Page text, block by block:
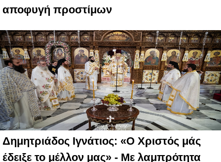
αποφυγή προστίμων
Δημητριάδος Ιγνάτιος: «Ο Χριστός μάς
έδειξε το μέλλον μας» - Με λαμπρότητα